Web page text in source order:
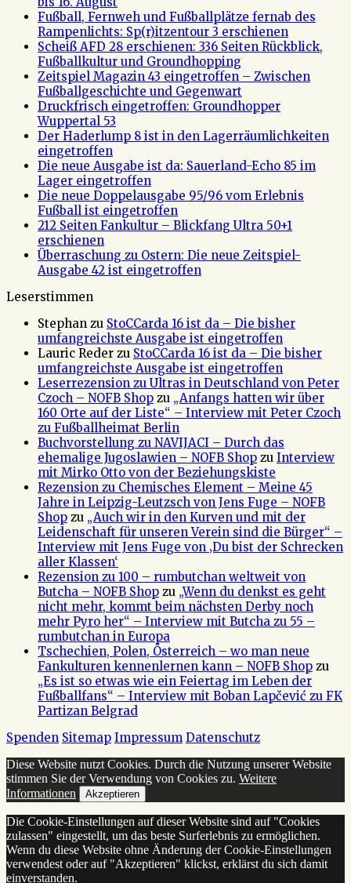
Fußball, Fernweh und Fußballplätze fernab des
Rampenlichts: Sp(r)itzentour 3 erschienen
Scheiß AFD 28 erschienen: 336 Seiten Rückblick,
Fußballkultur und Groundhopping
Zeitspiel Magazin 43 eingetroffen – Zwischen
Fußballgeschichte und Gegenwart
Druckfrisch eingetroffen: Groundhopper
Wuppertal 53
Der Haderlump 8 ist in den Lagerräumlichkeiten
eingetroffen
Die neue Ausgabe ist da: Sauerland-Echo 85 im
Lager eingetroffen
Die neue Doppelausgabe 95/96 vom Erlebnis
Fußball ist eingetroffen
212 Seiten Fankultur – Blickfang Ultra 50+1
erschienen
Überraschung zu Ostern: Die neue Zeitspiel-
Ausgabe 42 ist eingetroffen
Leserstimmen
Stephan zu StoCCarda 16 ist da – Die bisher
umfangreichste Ausgabe ist eingetroffen
Lauric Reder zu StoCCarda 16 ist da – Die bisher
umfangreichste Ausgabe ist eingetroffen
Leserrezension zu Ultras in Deutschland von Peter
Czoch – NOFB Shop zu „Anfangs hatten wir über
160 Orte auf der Liste“ – Interview mit Peter Czoch
zu Fußballheimat Berlin
Buchvorstellung zu NAVIJACI – Durch das
ehemalige Jugoslawien – NOFB Shop zu Interview
mit Mirko Otto von der Beziehungskiste
Rezension zu Chemisches Element – Meine 45
Jahre in Leipzig-Leutzsch von Jens Fuge – NOFB
Shop zu „Auch wir in den Kurven und mit der
Leidenschaft für unseren Verein sind die Bürger“ –
Interview mit Jens Fuge von ‚Du bist der Schrecken
aller Klassen‘
Rezension zu 100 – rumbutchan weltweit von
Butcha – NOFB Shop zu „Wenn du denkst es geht
nicht mehr, kommt beim nächsten Derby noch
mehr Pyro her“ – Interview mit Butcha zu 55 –
rumbutchan in Europa
Tschechien, Polen, Österreich – wo man neue
Fankulturen kennenlernen kann – NOFB Shop zu
„Es ist so etwas wie ein Feiertag im Leben der
Fußballfans“ – Interview mit Boban Lapčević zu FK
Partizan Belgrad
Spenden Sitemap Impressum Datenschutz
Diese Website nutzt Cookies. Durch die Nutzung unserer Website
stimmen Sie der Verwendung von Cookies zu. Weitere
Informationen
Akzeptieren
Die Cookie-Einstellungen auf dieser Website sind auf "Cookies
zulassen" eingestellt, um das beste Surferlebnis zu ermöglichen.
Wenn du diese Website ohne Änderung der Cookie-Einstellungen
verwendest oder auf "Akzeptieren" klickst, erklärst du sich damit
einverstanden.